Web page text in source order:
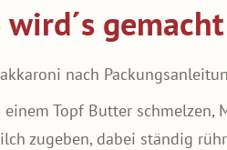
wird´s
nach
einem Topf Butter schmelzen,
zugeben, dabei ständig